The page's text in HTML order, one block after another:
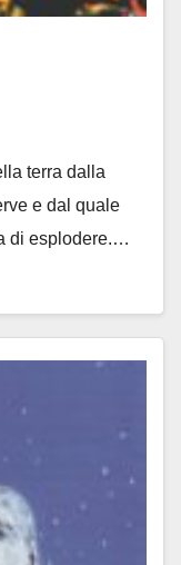
terra dalla
e dal quale
di esplodere.…